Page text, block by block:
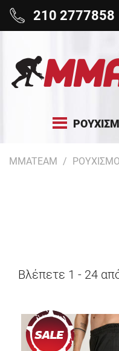
210 2777858
MMATEAM
Βλέπετε 1 - 24